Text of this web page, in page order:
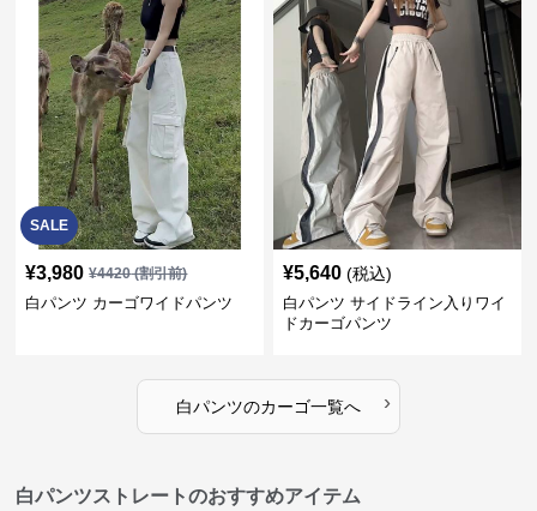
SALE
¥3,980 ¥4420(割引前)
白パンツ カーゴワイドパンツ
¥5,640 (税込)
白パンツ サイドライン入りワイ
ドカーゴパンツ
白パンツのカーゴ一覧へ ›
白パンツストレートのおすすめアイテム